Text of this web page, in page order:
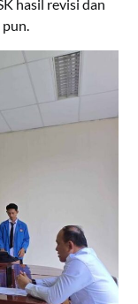
hasil revisi dan